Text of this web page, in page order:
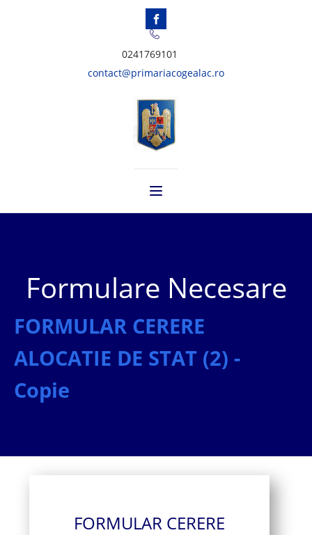
0241769101
contact@primariacogealac.ro
Formulare Necesare
FORMULAR CERERE
ALOCATIE DE STAT (2) -
Copie
FORMULAR CERERE